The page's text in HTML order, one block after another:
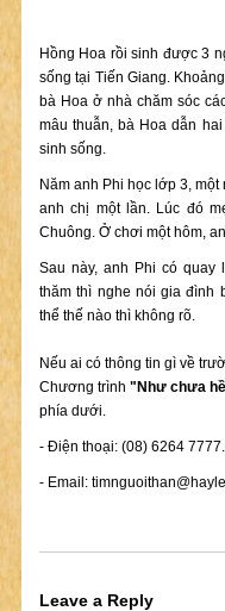
Hồng Hoa rồi sinh được 3
sống tại Tiến Giang.
bà Hoa ở nhà chăm sóc
mâu thuẫn, bà Hoa dẫn
sinh sống.
Năm anh Phi học lớp 3,
anh chị một lần. Lúc đó
Chuông. Ở chơi một hôm,
Sau này, anh Phi có
thăm thì nghe nói gia đình
thể thế nào thì không rõ.
Nếu ai có thông tin gì về
Chương trình "Như chưa
phía dưới.
- Điện thoại: (08) 6264 7777.
- Email:
Leave a Reply